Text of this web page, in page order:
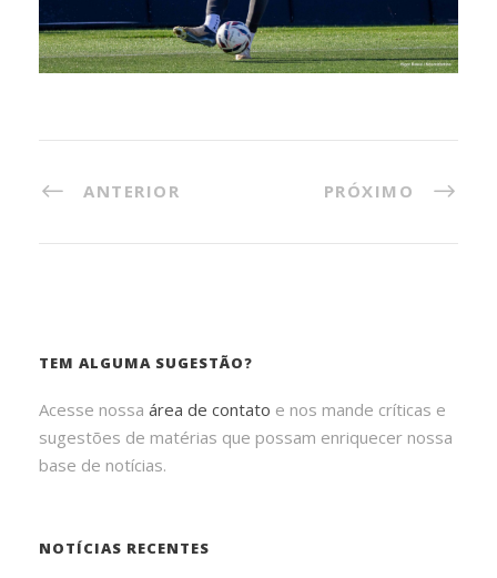
ANTERIOR PRÓXIMO
TEM ALGUMA SUGESTÃO?
Acesse nossa área de contato e nos mande críticas e
sugestões de matérias que possam enriquecer nossa
base de notícias.
NOTÍCIAS RECENTES